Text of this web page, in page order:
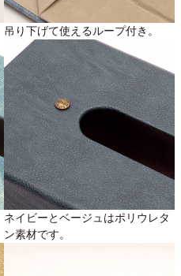
吊り下げて使えるループ付き。
ネイビーとベージュはポリウレタ
ン素材です。